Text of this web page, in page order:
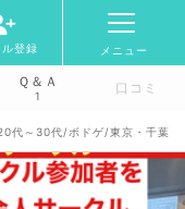
登録 メニュー
Ｑ＆Ａ
1 口コミ
～30代/ボドゲ/東京・千葉・